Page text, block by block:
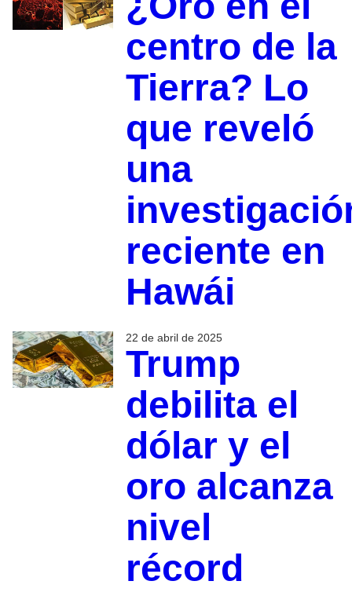
centro de la
Tierra? Lo
que reveló
una
reciente en
Hawái
22 de abril de 2025
Trump
debilita el
dólar y el
oro alcanza
nivel
récord